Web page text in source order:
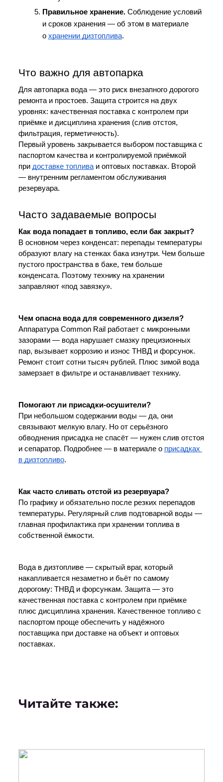
Правильное хранение. Соблюдение условий
и сроков хранения — об этом в материале
о хранении дизтоплива.
Что важно для автопарка
Для автопарка вода — это риск внезапного дорогого
ремонта и простоев. Защита строится на двух
уровнях: качественная поставка с контролем при
приёмке и дисциплина хранения (слив отстоя,
фильтрация, герметичность).
Первый уровень закрывается выбором поставщика с
паспортом качества и контролируемой приёмкой
при доставке топлива и оптовых поставках. Второй
— внутренним регламентом обслуживания
резервуара.
Часто задаваемые вопросы
Как вода попадает в топливо, если бак закрыт?
В основном через конденсат: перепады температуры
образуют влагу на стенках бака изнутри. Чем больше
пустого пространства в баке, тем больше
конденсата. Поэтому технику на хранении
заправляют «под завязку».
Чем опасна вода для современного дизеля?
Аппаратура Common Rail работает с микронными
зазорами — вода нарушает смазку прецизионных
пар, вызывает коррозию и износ ТНВД и форсунок.
Ремонт стоит сотни тысяч рублей. Плюс зимой вода
замерзает в фильтре и останавливает технику.
Помогают ли присадки-осушители?
При небольшом содержании воды — да, они
связывают мелкую влагу. Но от серьёзного
обводнения присадка не спасёт — нужен слив отстоя
и сепаратор. Подробнее — в материале о присадках
в дизтопливо.
Как часто сливать отстой из резервуара?
По графику и обязательно после резких перепадов
температуры. Регулярный слив подтоварной воды —
главная профилактика при хранении топлива в
собственной ёмкости.
Вода в дизтопливе — скрытый враг, который
накапливается незаметно и бьёт по самому
дорогому: ТНВД и форсункам. Защита — это
качественная поставка с контролем при приёмке
плюс дисциплина хранения. Качественное топливо с
паспортом проще обеспечить у надёжного
поставщика при доставке на объект и оптовых
поставках.
Читайте также: